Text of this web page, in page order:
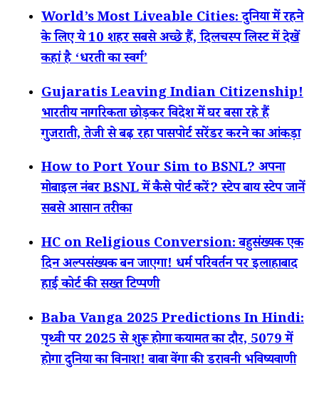
World’s Most Liveable Cities: दुनिया में रहने
के लिए ये 10 शहर सबसे अच्छे हैं, दिलचस्प लिस्ट में देखें
कहां है ‘धरती का स्वर्ग’
Gujaratis Leaving Indian Citizenship!
भारतीय नागरिकता छोड़कर विदेश में घर बसा रहे हैं
गुजराती, तेजी से बढ़ रहा पासपोर्ट सरेंडर करने का आंकड़ा
How to Port Your Sim to BSNL? अपना
मोबाइल नंबर BSNL में कैसे पोर्ट करें? स्टेप बाय स्टेप जानें
सबसे आसान तरीका
HC on Religious Conversion: बहुसंख्यक एक
दिन अल्पसंख्यक बन जाएगा! धर्म परिवर्तन पर इलाहाबाद
हाई कोर्ट की सख्त टिप्पणी
Baba Vanga 2025 Predictions In Hindi:
पृथ्वी पर 2025 से शुरू होगा कयामत का दौर, 5079 में
होगा दुनिया का विनाश! बाबा वेंगा की डरावनी भविष्यवाणी